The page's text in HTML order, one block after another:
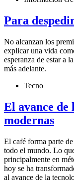
Para
No alcanzan los
explicar una vida
esperanza de estar a
más adelante.
Tecno
El avance de
modernas
El café forma parte
todo el mundo. Lo
principalmente en
hoy se ha
al avance de la